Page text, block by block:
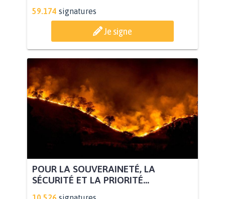
59.174 signatures
Je signe
POUR LA SOUVERAINETÉ, LA
SÉCURITÉ ET LA PRIORITÉ...